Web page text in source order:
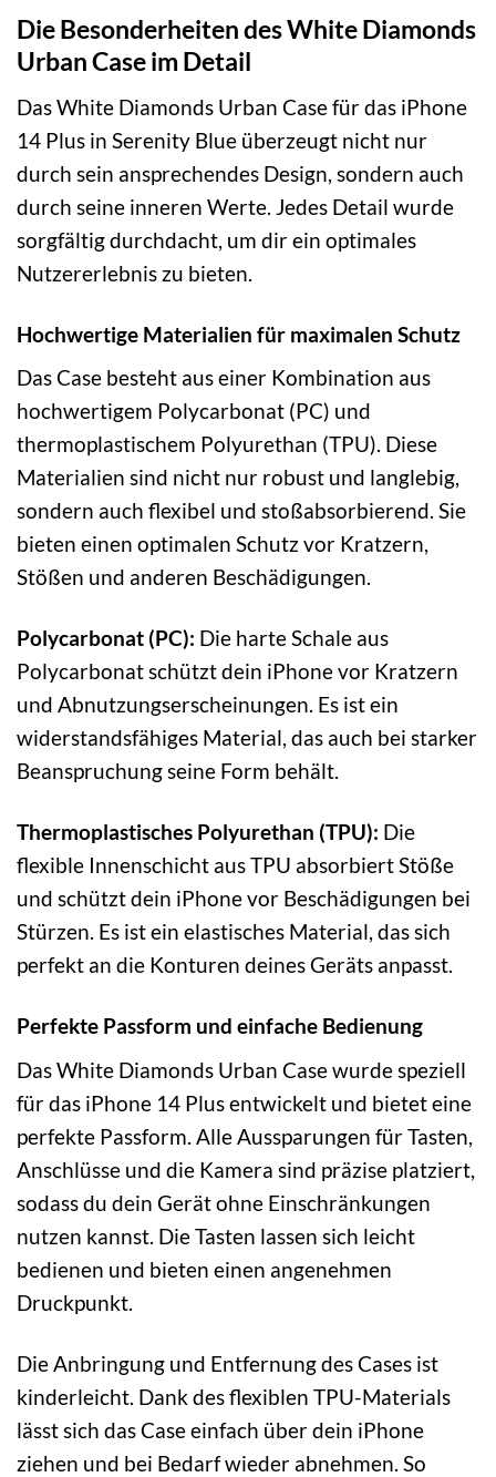
Die Besonderheiten des White Diamonds
Urban Case im Detail
Das White Diamonds Urban Case für das iPhone
14 Plus in Serenity Blue überzeugt nicht nur
durch sein ansprechendes Design, sondern auch
durch seine inneren Werte. Jedes Detail wurde
sorgfältig durchdacht, um dir ein optimales
Nutzererlebnis zu bieten.
Hochwertige Materialien für maximalen Schutz
Das Case besteht aus einer Kombination aus
hochwertigem Polycarbonat (PC) und
thermoplastischem Polyurethan (TPU). Diese
Materialien sind nicht nur robust und langlebig,
sondern auch flexibel und stoßabsorbierend. Sie
bieten einen optimalen Schutz vor Kratzern,
Stößen und anderen Beschädigungen.
Polycarbonat (PC): Die harte Schale aus
Polycarbonat schützt dein iPhone vor Kratzern
und Abnutzungserscheinungen. Es ist ein
widerstandsfähiges Material, das auch bei starker
Beanspruchung seine Form behält.
Thermoplastisches Polyurethan (TPU): Die
flexible Innenschicht aus TPU absorbiert Stöße
und schützt dein iPhone vor Beschädigungen bei
Stürzen. Es ist ein elastisches Material, das sich
perfekt an die Konturen deines Geräts anpasst.
Perfekte Passform und einfache Bedienung
Das White Diamonds Urban Case wurde speziell
für das iPhone 14 Plus entwickelt und bietet eine
perfekte Passform. Alle Aussparungen für Tasten,
Anschlüsse und die Kamera sind präzise platziert,
sodass du dein Gerät ohne Einschränkungen
nutzen kannst. Die Tasten lassen sich leicht
bedienen und bieten einen angenehmen
Druckpunkt.
Die Anbringung und Entfernung des Cases ist
kinderleicht. Dank des flexiblen TPU-Materials
lässt sich das Case einfach über dein iPhone
ziehen und bei Bedarf wieder abnehmen. So